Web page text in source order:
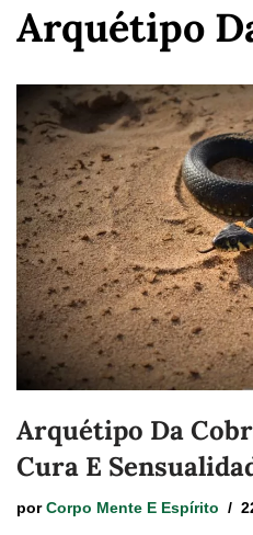
Arquétipo
Arquétipo Da
Cura E
por Corpo Mente E Espírito